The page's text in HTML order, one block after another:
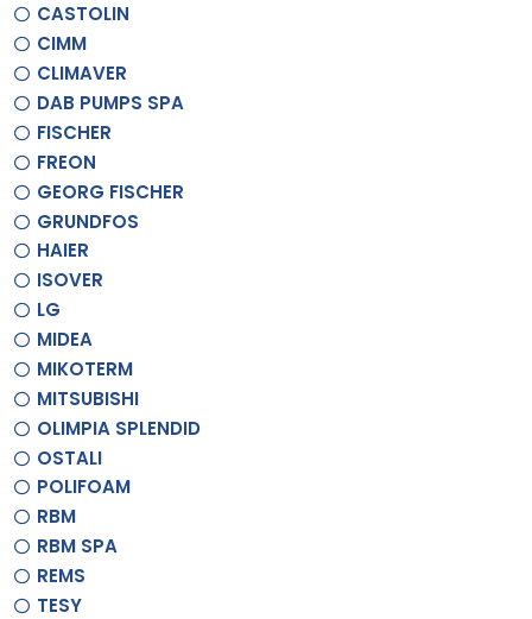
CASTOLIN
CIMM
CLIMAVER
DAB PUMPS SPA
FISCHER
FREON
GEORG FISCHER
GRUNDFOS
HAIER
ISOVER
LG
MIDEA
MIKOTERM
MITSUBISHI
OLIMPIA SPLENDID
OSTALI
POLIFOAM
RBM
RBM SPA
REMS
TESY